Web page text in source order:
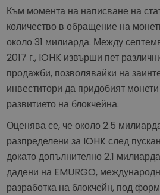
Към момента на написване на
количество в обращение на
около 31 милиарда. Между
2017 г., IOHK извърши пет
продажби, позволявайки на
инвеститори да придобият
развитието на блокчейна.
Оценява се, че около 2.5
разпределени за IOHK след
докато допълнително 2.1
дадени на EMURGO,
разработка на блокчейн, под